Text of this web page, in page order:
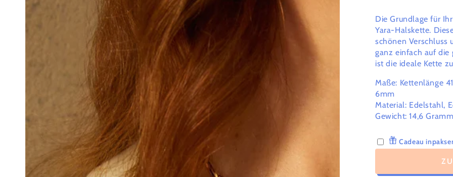
Die Grundlage für
Yara-Halskette.
schönen Verschluss
ganz einfach auf die
ist die ideale Kette
Maße: Kettenlänge
6mm
Material: Edelstahl,
Gewicht:14,6 Gramm
Cadeau